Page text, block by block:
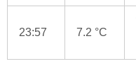
23:57 7.2 °C